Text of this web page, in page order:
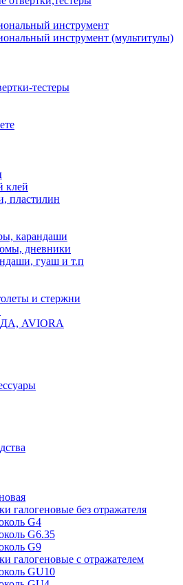
инструмент
инструмент (мультитулы)
тестеры
клей
пластилин
карандаши
дневники
гуаш и т.п
и стержни
AVIORA
галогеновые без отражателя
G4
G6.35
G9
галогеновые с отражателем
GU10